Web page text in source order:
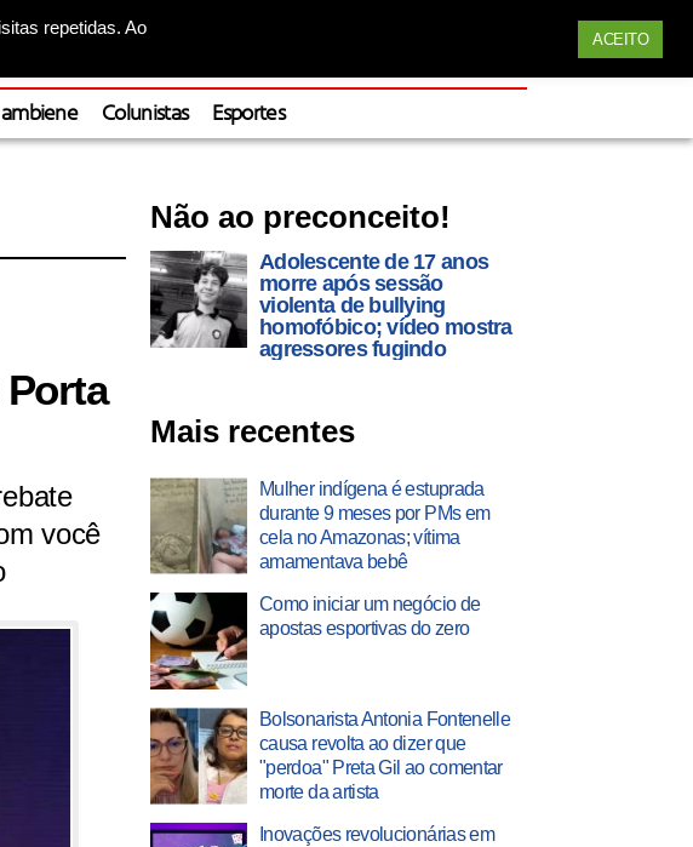
repetidas. Ao
ACEITO
ambiene Colunistas Esportes
você
Não ao preconceito!
Adolescente de 17 anos
morre após sessão
violenta de bullying
homofóbico; vídeo mostra
agressores fugindo
Mais recentes
Mulher indígena é estuprada
durante 9 meses por PMs em
cela no Amazonas; vítima
amamentava bebê
Como iniciar um negócio de
apostas esportivas do zero
Bolsonarista Antonia Fontenelle
causa revolta ao dizer que
"perdoa" Preta Gil ao comentar
morte da artista
Inovações revolucionárias em